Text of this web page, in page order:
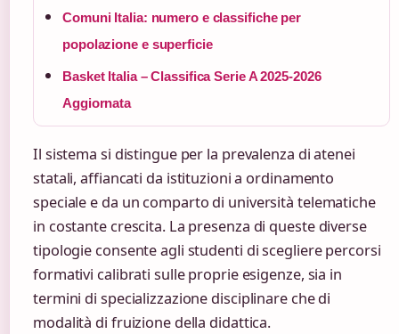
Comuni Italia: numero e classifiche per
popolazione e superficie
Basket Italia – Classifica Serie A 2025-2026
Aggiornata
Il sistema si distingue per la prevalenza di atenei
statali, affiancati da istituzioni a ordinamento
speciale e da un comparto di università telematiche
in costante crescita. La presenza di queste diverse
tipologie consente agli studenti di scegliere percorsi
formativi calibrati sulle proprie esigenze, sia in
termini di specializzazione disciplinare che di
modalità di fruizione della didattica.